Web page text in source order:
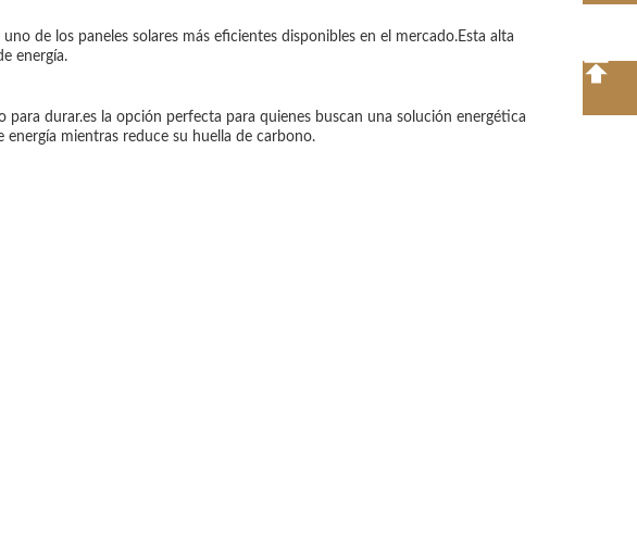
de los paneles solares más eficientes disponibles en el mercado.Esta alta
energía.
durar.es la opción perfecta para quienes buscan una solución energética
mientras reduce su huella de carbono.